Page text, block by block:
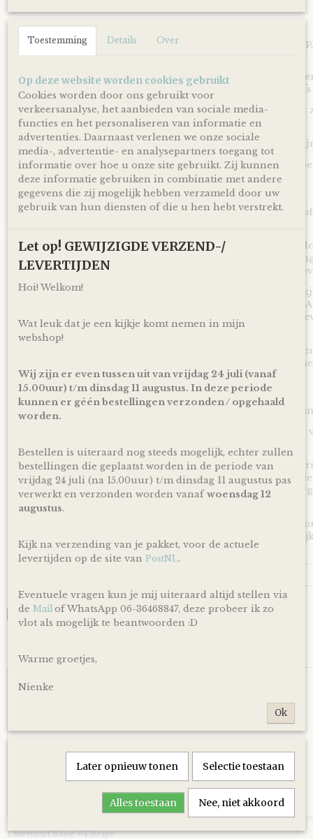
Happy Horse Tuttle Monkey Mickey, 28 cm.
Dit mooie en super zachte knuffeldoekje van het bekende
Happy Horseis een echte musthave!
Een heerlijk knuffelvriendje gemaakt van hoogwaardig
en comfortabel aanvoelt en daardoor al geschikt is voor
Dit prachtige knuffeldoekje | tutteldoekje is niet alleen super
eens makkelijk vast aan zijn armen!
Kan gewassen worden in de wasmachine op maximaal 30°
Raadpleeg voor gebruik en het wassen altijd eerst het
We Owl love Gifts!
Luiers zijn altijd van harte welkom met een baby op komst
Met deze Luiertaart Happy Horse Tuttle Aap Mickey Pink -
super mooi en vooral bruikbaar kraamcadeau voor een
geboorte! Ontzettend handig om te krijgen en leuk om te
Door de mooie combinatie van een heerlijk zacht tuttle
roze gekleurde linten is deze Luiertaart Happy Horse Tuttle
Poeder Roze volgens traditie ideaal geschikt om cadeau te
van een meisje.
De luiertaart wordt op een kartonnen onderplaat geplaatst
verpakt door middel van doorzichtig folie en lint, zodat je
Ophalen & Verzenden
Je kunt je bestelling dagelijks,
, komen ophalen
binnen Nederland verzenden*
Uiteraard is rechtstreeks verzending naar de kersverse
voor de persoonlijke touch kan je een eigen wens of
achterlaten in het opmerkingen veld bij het bestellen en
toegevoegd wordt aan je cadeau!
*Producten, op voorraad, worden binnen 1-4 werkdagen
levering is afhankelijk van de dienstregeling van PostNL.
en dagen altijd op de site van PostNL.
Save
Ook interessant
Luiertaart Basic 64 Beige
Toestemming Details Over
Op deze website worden cookies gebruikt
Cookies worden door ons gebruikt voor
verkeersanalyse, het aanbieden van sociale media-
functies en het personaliseren van informatie en
advertenties. Daarnaast verlenen we onze sociale
media-, advertentie- en analysepartners toegang tot
informatie over hoe u onze site gebruikt. Zij kunnen
deze informatie gebruiken in combinatie met andere
gegevens die zij mogelijk hebben verzameld door uw
gebruik van hun diensten of die u hen hebt verstrekt.
Let op! GEWIJZIGDE VERZEND-/
LEVERTIJDEN
Hoi! Welkom!
Wat leuk dat je een kijkje komt nemen in mijn
webshop!
Wij zijn er even tussen uit van vrijdag 24 juli (vanaf
15.00uur) t/m dinsdag 11 augustus. In deze periode
kunnen er géén bestellingen verzonden / opgehaald
worden.
Bestellen is uiteraard nog steeds mogelijk, echter zullen
bestellingen die geplaatst worden in de periode van
vrijdag 24 juli (na 15.00uur) t/m dinsdag 11 augustus pas
verwerkt en verzonden worden vanafwoensdag 12
augustus.
Kijk na verzending van je pakket, voor de actuele
levertijden op de site van PostNL.
Eventuele vragen kun je mij uiteraard altijd stellen via
de Mail of WhatsApp 06-36468847, deze probeer ik zo
vlot als mogelijk te beantwoorden :D
Warme groetjes,
Nienke
Ok
Later opnieuw tonen Selectie toestaan
Alles toestaan Nee, niet akkoord